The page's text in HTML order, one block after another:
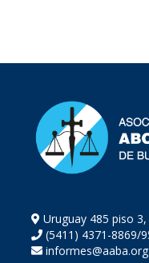
Uruguay 485 piso
(5411) 4371-8869/